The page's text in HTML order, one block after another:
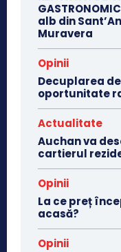
alb din
Muravera
Opinii
Decuplarea
oportunitate
Actualitate
Auchan va
cartierul
Opinii
La ce preț
acasă?
Opinii